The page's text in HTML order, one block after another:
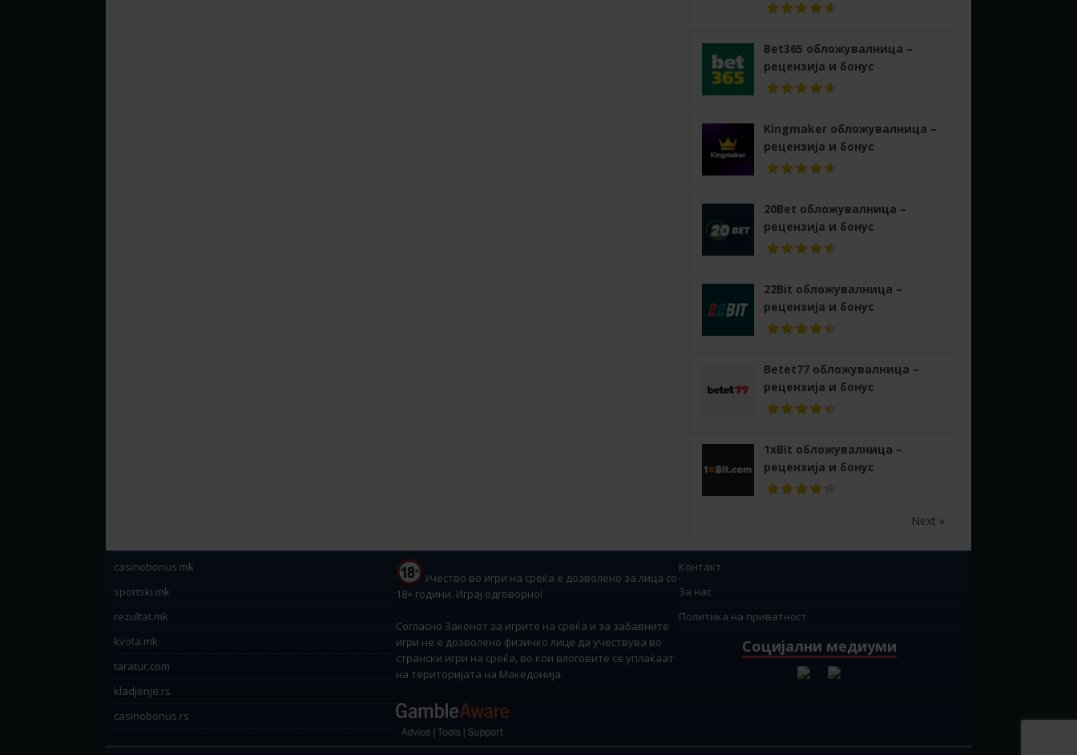
Bet365 обложувалница –
рецензија и бонус
Kingmaker обложувалница –
рецензија и бонус
20Bet обложувалница –
рецензија и бонус
22Bit обложувалница –
рецензија и бонус
Betet77 обложувалница –
рецензија и бонус
1xBit обложувалница –
рецензија и бонус
Next »
casinobonus.mk
sportski.mk
rezultat.mk
kvota.mk
taratur.com
kladjenje.rs
casinobonus.rs
Учество во игри на среќа е дозволено за лица со
18+ години. Играј одговорно!
Согласно Законот за игрите на среќа и за забавните
игри не е дозволено физичко лице да учествува во
странски игри на среќа, во кои влоговите се уплаќаат
на територијата на Македонија.
Контакт
За нас
Политика на приватност
Социјални медиуми